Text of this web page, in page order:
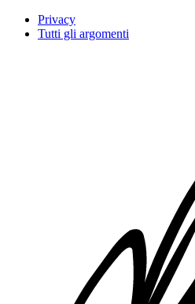
Privacy
Tutti gli argomenti